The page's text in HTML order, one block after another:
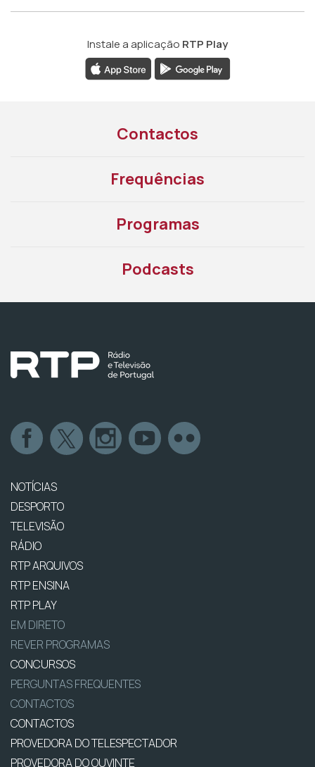
Instale a aplicação RTP Play
Contactos
Frequências
Programas
Podcasts
NOTÍCIAS
DESPORTO
TELEVISÃO
RÁDIO
RTP ARQUIVOS
RTP ENSINA
RTP PLAY
EM DIRETO
REVER PROGRAMAS
CONCURSOS
PERGUNTAS FREQUENTES
CONTACTOS
CONTACTOS
PROVEDORA DO TELESPECTADOR
PROVEDORA DO OUVINTE